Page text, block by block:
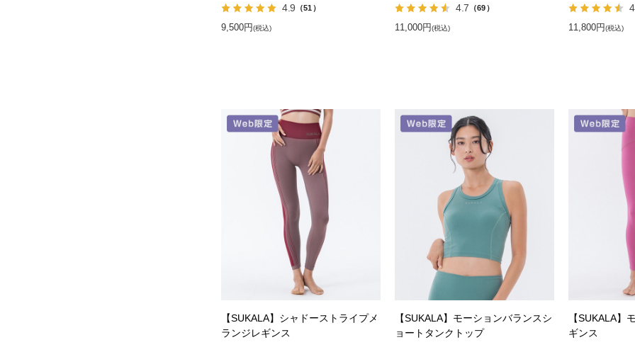
4.9 （51）
9,500円(税込)
4.7 （69）
11,000円(税込) 11,800円(税込)
【SUKALA】シャドーストライプメ
ランジレギンス
【SUKALA】モーションバランスシ
ョートタンクトップ
【SUKALA】
ギンス